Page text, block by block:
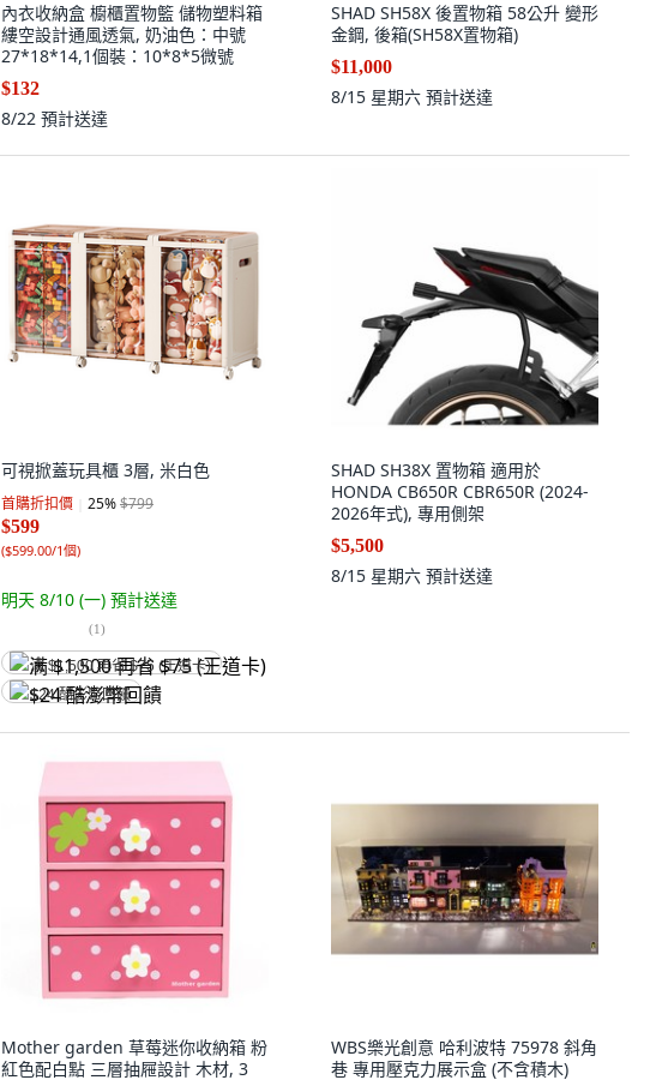
內衣收納盒 櫥櫃置物籃 儲物塑料箱
縷空設計通風透氣, 奶油色：中號
27*18*14,1個裝：10*8*5微號
$132
8/22 預計送達
SHAD SH58X 後置物箱 58公升 變形
金鋼, 後箱(SH58X置物箱)
$11,000
8/15 星期六 預計送達
可視掀蓋玩具櫃 3層, 米白色
首購折扣價 25%$799
$599
($599.00/1個)
明天 8/10 (一) 預計送達
(1)
满 $1,500 再省 $75 (王道卡)
$24 酷澎幣回饋
SHAD SH38X 置物箱 適用於
HONDA CB650R CBR650R (2024-
2026年式), 專用側架
$5,500
8/15 星期六 預計送達
Mother garden 草莓迷你收納箱 粉
紅色配白點 三層抽屜設計 木材, 3
WBS樂光創意 哈利波特 75978 斜角
巷 專用壓克力展示盒 (不含積木)